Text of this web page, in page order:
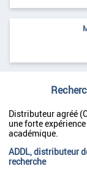
Distributeur agréé
une forte
académique.
ADDL, distributeur
recherche